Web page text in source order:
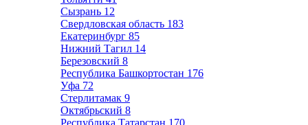
Сызрань 12
Свердловская область 183
Екатеринбург 85
Нижний Тагил 14
Березовский 8
Республика Башкортостан 176
Уфа 72
Стерлитамак 9
Октябрьский 8
Республика Татарстан 170